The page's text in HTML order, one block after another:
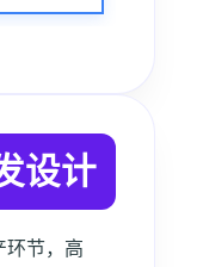
设计
环节，高